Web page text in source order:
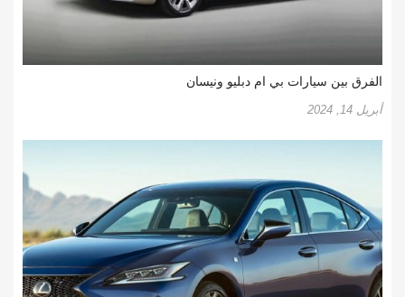
الفرق بين سيارات بي ام دبليو ونيسان
أبريل 14, 2024